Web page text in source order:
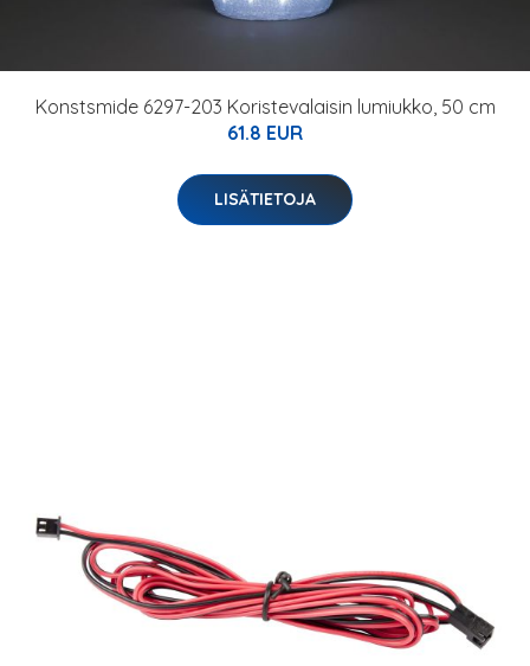
Konstsmide 6297-203 Koristevalaisin lumiukko, 50 cm
61.8 EUR
LISÄTIETOJA